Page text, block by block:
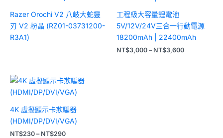
Razer Orochi V2 八岐大蛇靈
刃 V2 粉晶 (RZ01-03731200-
R3A1)
工程級大容量鋰電池
5V/12V/24V三合一行動電源
18200mAh | 22400mAh
NT$3,000 – NT$3,600
4K 虛擬顯示卡欺騙器
(HDMI/DP/DVI/VGA)
NT$230 – NT$290
價
格
範
NT$230
到
NT$290